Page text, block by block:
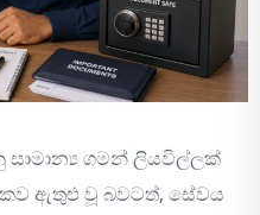
සාමාන්‍ය ගමන් ලියවිල්ලක්
ඇතුළු වූ බවටත්, සේවය